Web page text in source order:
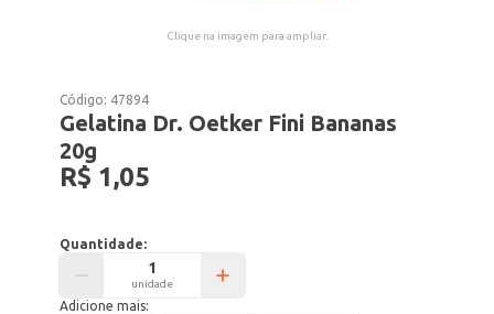
Clique na imagem para ampliar.
Código: 47894
Gelatina Dr. Oetker Fini Bananas
20g
R$ 1,05
Quantidade:
unidade
Adicione mais: